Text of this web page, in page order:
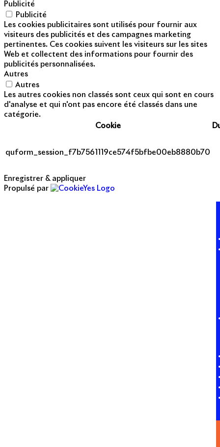
Publicité
Publicité
Les cookies publicitaires sont utilisés pour fournir aux
visiteurs des publicités et des campagnes marketing
pertinentes. Ces cookies suivent les visiteurs sur les sites
Web et collectent des informations pour fournir des
publicités personnalisées.
Autres
Autres
Les autres cookies non classés sont ceux qui sont en cours
d'analyse et qui n'ont pas encore été classés dans une
catégorie.
Cookie
quform_session_f7b7561119ce574f5bfbe00eb8880b70
Enregistrer & appliquer
Propulsé par